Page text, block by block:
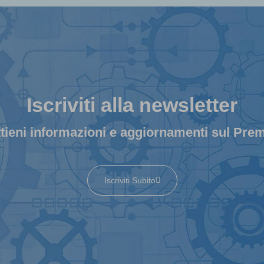
Iscriviti alla newsletter
informazioni e aggiornamenti sul
Iscriviti Subito